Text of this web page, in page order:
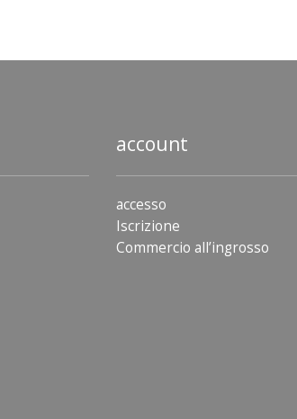
account
accesso
Iscrizione
Commercio all’ingrosso